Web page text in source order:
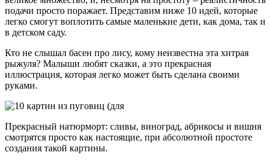
подачи просто поражает. Представим ниже 10 идей, которые
легко смогут воплотить самые маленькие дети, как дома, так и
в детском саду.
Кто не слышал басен про лису, кому неизвестна эта хитрая
рыжуля? Малыши любят сказки, а это прекрасная
иллюстрация, которая легко может быть сделана своими
руками.
Прекрасный натюрморт: сливы, виноград, абрикосы и вишня
смотрятся просто как настоящие, при абсолютной простоте
создания такой картины.